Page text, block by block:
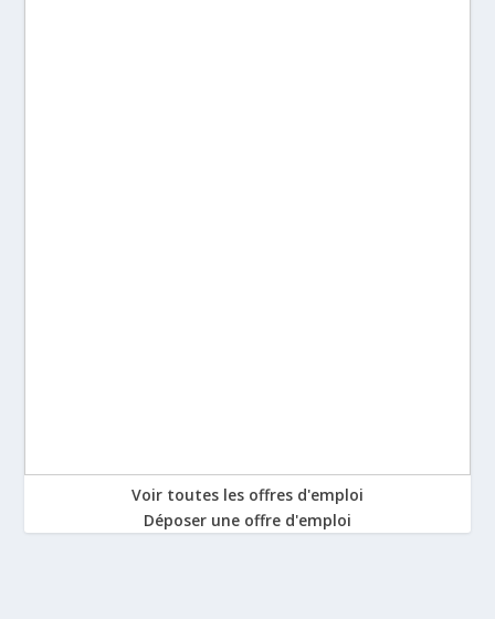
Voir toutes les offres d'emploi
Déposer une offre d'emploi